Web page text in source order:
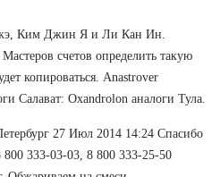
Ким Джин Я и Ли Кан Ин.
счетов определить такую
копироваться. Anastrover
Салават: Oxandrolon аналоги Тула.
27 Июл 2014 14:24 Спасибо
800 333-03-03, 8 800 333-25-50